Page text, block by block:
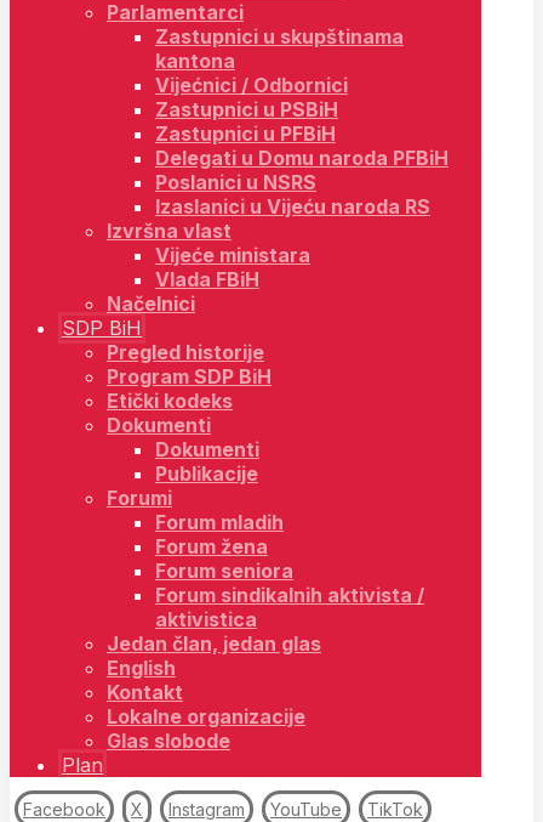
Parlamentarci
Zastupnici u skupštinama
kantona
Vijećnici / Odbornici
Zastupnici u PSBiH
Zastupnici u PFBiH
Delegati u Domu naroda PFBiH
Poslanici u NSRS
Izaslanici u Vijeću naroda RS
Izvršna vlast
Vijeće ministara
Vlada FBiH
Načelnici
SDP BiH
Pregled historije
Program SDP BiH
Etički kodeks
Dokumenti
Dokumenti
Publikacije
Forumi
Forum mladih
Forum žena
Forum seniora
Forum sindikalnih aktivista /
aktivistica
Jedan član, jedan glas
English
Kontakt
Lokalne organizacije
Glas slobode
Plan
Facebook X Instagram YouTube TikTok